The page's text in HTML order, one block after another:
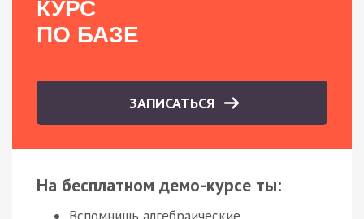
КУРС
ПО БАЗЕ
ЗАПИСАТЬСЯ
На бесплатном демо-курсе ты: